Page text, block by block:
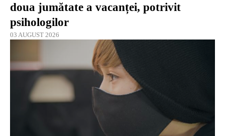
doua jumătate a vacanței, potrivit
psihologilor
03 AUGUST 2026